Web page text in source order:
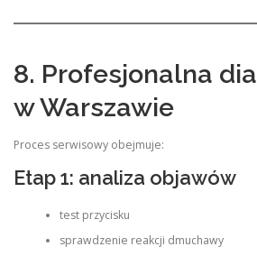
8. Profesjonalna
w Warszawie
Proces serwisowy obejmuje:
Etap 1: analiza objawów
test przycisku
sprawdzenie reakcji dmuchawy